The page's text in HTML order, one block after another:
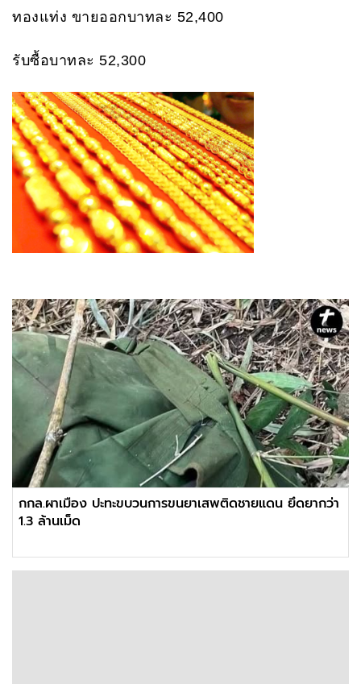
ทองแท่ง ขายออกบาทละ 52,400
รับซื้อบาทละ 52,300
กกล.ผาเมือง ปะทะขบวนการขนยาเสพติดชายแดน ยึดยากว่า
1.3 ล้านเม็ด